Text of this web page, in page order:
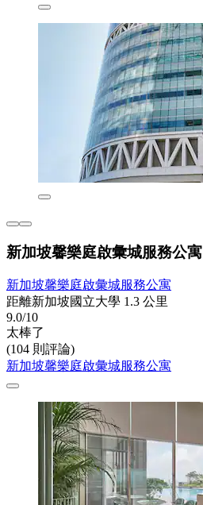
新加坡馨樂庭啟彙城服務公寓
新加坡馨樂庭啟彙城服務公寓
距離新加坡國立大學 1.3 公里
9.0/10
太棒了
(104 則評論)
新加坡馨樂庭啟彙城服務公寓